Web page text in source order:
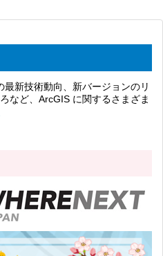
新技術動向、新バージョンのリ
など、ArcGIS に関するさまざま